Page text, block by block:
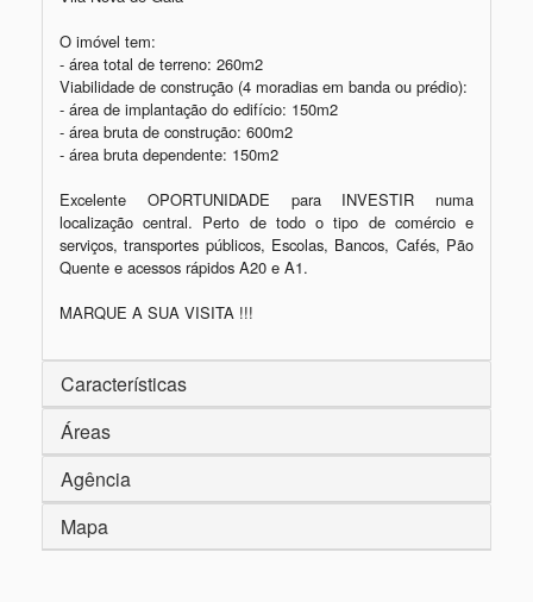
O imóvel tem:
- área total de terreno: 260m2
Viabilidade de construção (4 moradias em banda ou prédio):
- área de implantação do edifício: 150m2
- área bruta de construção: 600m2
- área bruta dependente: 150m2
Excelente OPORTUNIDADE para INVESTIR numa
localização central. Perto de todo o tipo de comércio e
serviços, transportes públicos, Escolas, Bancos, Cafés, Pão
Quente e acessos rápidos A20 e A1.
MARQUE A SUA VISITA !!!
Características
Áreas
Agência
Mapa